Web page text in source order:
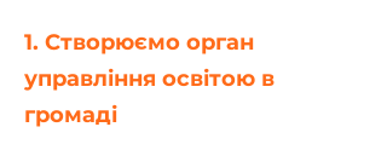
1. Створюємо орган
управління освітою в
громаді